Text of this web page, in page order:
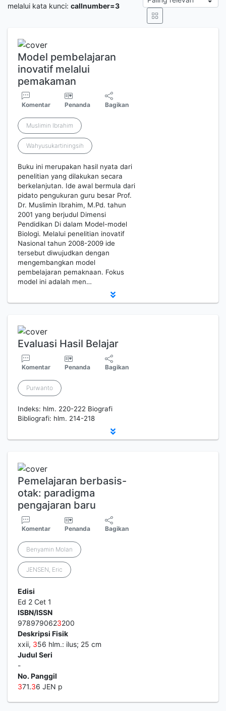
melalui kata kunci: callnumber=3
Model pembelajaran
inovatif melalui
pemakaman
Komentar Penanda Bagikan
Muslimin Ibrahim
Wahyusukartiningsih
Buku ini merupakan hasil nyata dari
penelitian yang dilakukan secara
berkelanjutan. Ide awal bermula dari
pidato pengukuran guru besar Prof.
Dr. Muslimin Ibrahim, M.Pd. tahun
2001 yang berjudul Dimensi
Pendidikan Di dalam Model-model
Biologi. Melalui penelitian inovatif
Nasional tahun 2008-2009 ide
tersebut diwujudkan dengan
mengembangkan model
pembelajaran pemaknaan. Fokus
model ini adalah men…
Evaluasi Hasil Belajar
Komentar Penanda Bagikan
Purwanto
Indeks: hlm. 220-222 Biografi
Bibliografi: hlm. 214-218
Pemelajaran berbasis-
otak: paradigma
pengajaran baru
Komentar Penanda Bagikan
Benyamin Molan
JENSEN, Eric
Edisi
Ed 2 Cet 1
ISBN/ISSN
9789790623200
Deskripsi Fisik
xxii, 356 hlm.: ilus; 25 cm
Judul Seri
-
No. Panggil
371.36 JEN p